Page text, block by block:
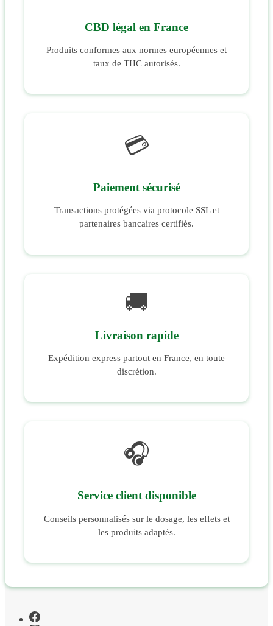
CBD légal en France
Produits conformes aux normes européennes et
taux de THC autorisés.
💳
Paiement sécurisé
Transactions protégées via protocole SSL et
partenaires bancaires certifiés.
🚚
Livraison rapide
Expédition express partout en France, en toute
discrétion.
🎧
Service client disponible
Conseils personnalisés sur le dosage, les effets et
les produits adaptés.